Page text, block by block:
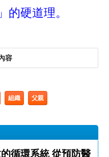
的硬道理。
容
組織 父親
統 從預防醫